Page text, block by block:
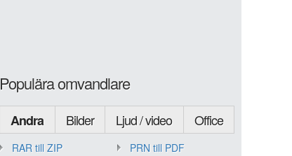
Populära omvandlare
Andra Bilder Ljud / video Office
RAR till ZIP
PRN till PDF